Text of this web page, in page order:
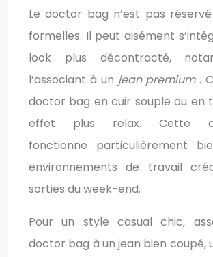
Le doctor bag n’est pas
formelles. Il peut aisément
look plus décontracté,
l’associant à un jean premium .
doctor bag en cuir souple ou en
effet plus relax. Cette
fonctionne particulièrement
environnements de travail
sorties du week-end.
Pour un style casual chic,
doctor bag à un jean bien coupé,